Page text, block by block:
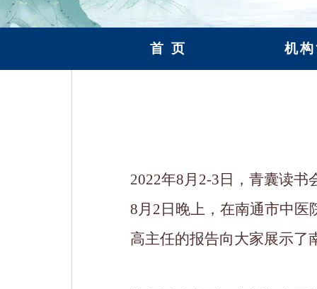
首 页 机
2022年8月2-3日，青囊读书
8月2日晚上，在南通市中医
高主任的报告向大家展示了